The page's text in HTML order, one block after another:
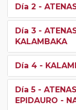
Día 2 -
Día 3 -
KALAMBAKA
Día 4 -
Día 5 -
EPIDAURO -